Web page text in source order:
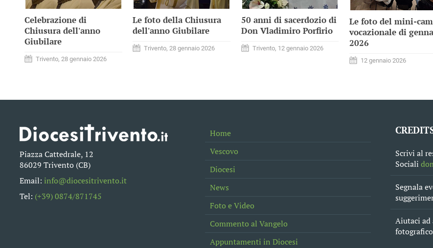
Celebrazione di
Chiusura dell'anno
Giubilare
Trivento, 28 gennaio 2026
Le foto della Chiusura
dell'anno Giubilare
Trivento, 28 gennaio 2026
50 anni di sacerdozio di
Don Vladimiro Porfirio
Trivento, 12 gennaio 2026
Le foto del mini-
vocazionale di
2026
12 gennaio 2026
Piazza Cattedrale, 12
86029 Trivento (CB)
Email: info@diocesitrivento.it
Tel: (+39) 0874/871745
Home
Vescovo
Diocesi
News
Foto e Video
Commento al Vangelo
Appuntamenti in Diocesi
Scrivi al
Sociali
Segnala
Aiutaci